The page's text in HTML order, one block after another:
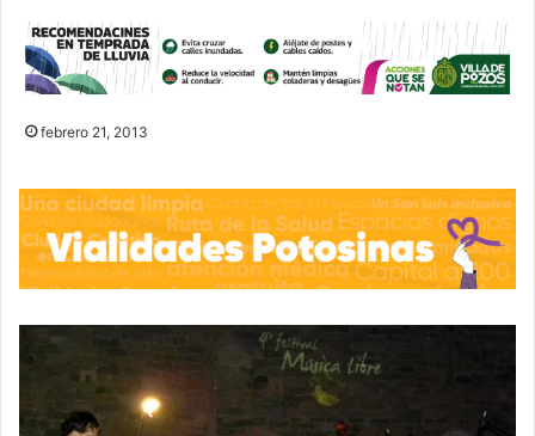
febrero 21, 2013